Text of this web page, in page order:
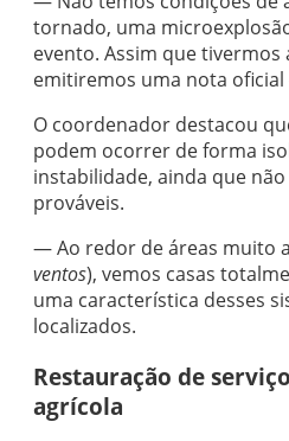
tornado, uma
evento. Assim que tivermos
emitiremos uma nota
O coordenador destacou
podem ocorrer de forma
instabilidade, ainda que
prováveis.
— Ao redor de áreas muito
ventos), vemos casas
uma característica desses
localizados.
Restauração de
agrícola